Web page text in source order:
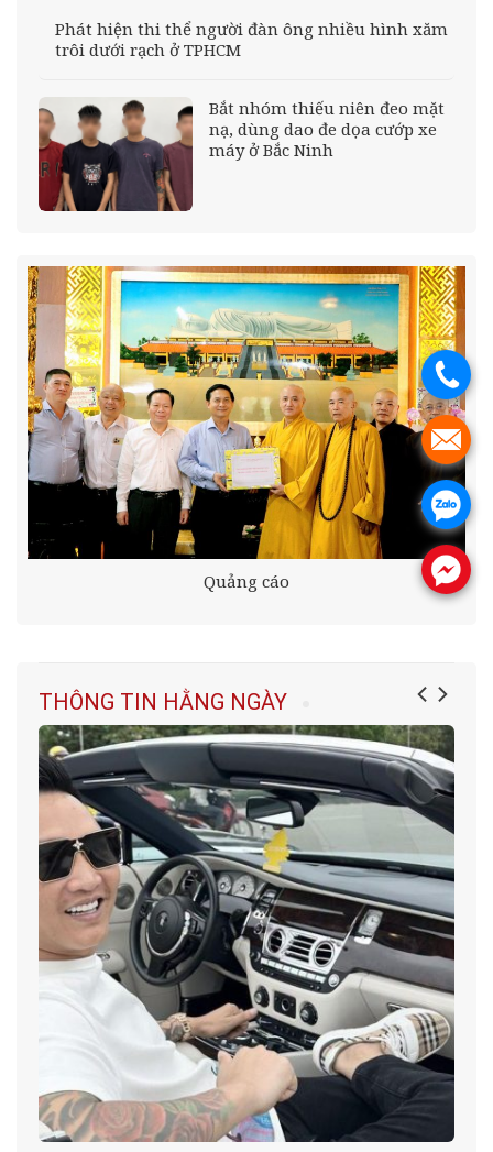
Phát hiện thi thể người đàn ông nhiều hình xăm
trôi dưới rạch ở TPHCM
Bắt nhóm thiếu niên đeo mặt
nạ, dùng dao đe dọa cướp xe
máy ở Bắc Ninh
Quảng cáo
THÔNG TIN HẰNG NGÀY
.
.
.
.